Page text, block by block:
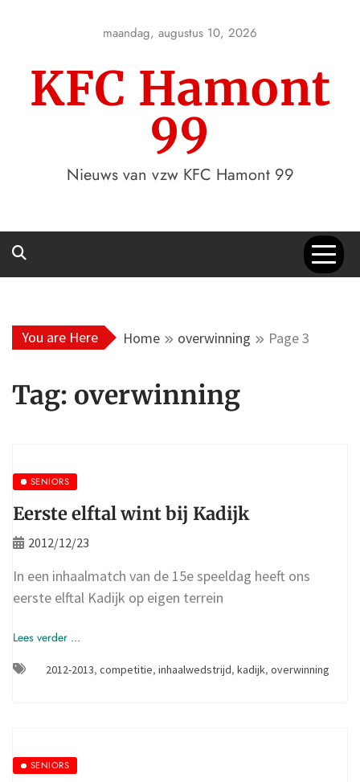
maandag, augustus 10, 2026
KFC Hamont
99
Nieuws van vzw KFC Hamont 99
You are Here Home overwinning Page 3
Tag: overwinning
SENIORS
Eerste elftal wint bij Kadijk
2012/12/23
In een inhaalmatch van de 15e speeldag heeft ons
eerste elftal Kadijk op eigen terrein
Lees verder ...
2012-2013, competitie, inhaalwedstrijd, kadijk, overwinning
SENIORS